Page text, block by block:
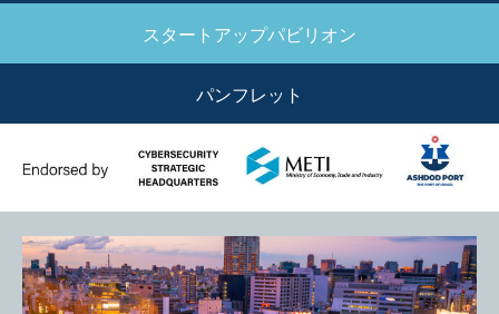
スタートアップパビリオン
パンフレット